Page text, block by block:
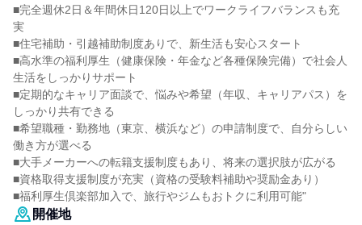
■完全週休2日＆年間休日120日以上でワークライフバランスも充
実
■住宅補助・引越補助制度ありで、新生活も安心スタート
■高水準の福利厚生（健康保険・年金など各種保険完備）で社会人
生活をしっかりサポート
■定期的なキャリア面談で、悩みや希望（年収、キャリアパス）を
しっかり共有できる
■希望職種・勤務地（東京、横浜など）の申請制度で、自分らしい
働き方が選べる
■大手メーカーへの転籍支援制度もあり、将来の選択肢が広がる
■資格取得支援制度が充実（資格の受験料補助や奨励金あり）
■福利厚生倶楽部加入で、旅行やジムもおトクに利用可能"
開催地